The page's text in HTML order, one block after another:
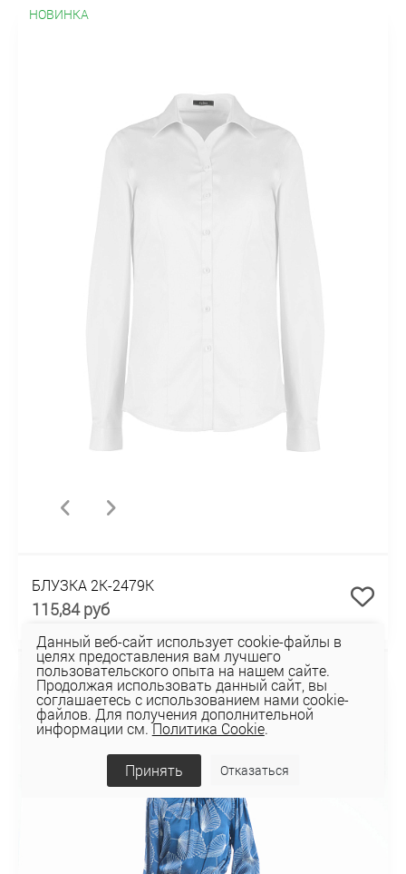
НОВИНКА
БЛУЗКА 2К-2479К
115,84 руб
НОВИНКА
Данный веб-сайт использует cookie-файлы в
целях предоставления вам лучшего
пользовательского опыта на нашем сайте.
Продолжая использовать данный сайт, вы
соглашаетесь с использованием нами cookie-
файлов. Для получения дополнительной
информации см.Политика Cookie.
Принять Отказаться